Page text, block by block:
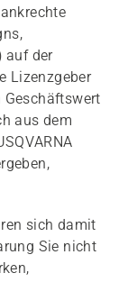
auf der
Lizenzgeber
Geschäftswert
aus dem
sich damit
Sie nicht